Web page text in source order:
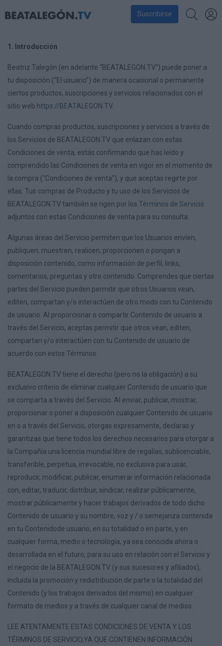
Suscribirse
1. Introducción
Beatriz Talegón (en adelante “BEATALEGON.TV”) puede poner a
tu disposición (“El usuario”) de manera ocasional o permanente
ciertos productos, suscripciones y servicios relacionados con el
sitio web https://BEATALEGON.TV.
Cuando compras productos, suscripciones y servicios a través de
los Servicios de BEATALEGON.TV que enlazan con estas
Condiciones de venta, estás confirmando que has leído y
comprendido las Condiciones de venta en vigor en el momento de
la compra (“Condiciones de venta”), y que aceptas regirte por
ellas. Tus compras de Producto y tu uso de los Servicios de
BEATALEGON.TV también se rigen por los Términos de Servicio
adjuntos con estas Condiciones de venta para su consulta.
Algunas áreas del Servicio permiten que los Usuarios envíen,
publiquen, muestren, realicen, proporcionen o pongan a
disposición contenido, como información de perfil, links,
comentarios, preguntas y otro contenido. Comprendes que ciertas
partes del Servicio pueden permitir que otros Usuarios vean,
editen, compartan y/o interactúen de otro modo con tu Contenido
de usuario. Al proporcionar o compartir Contenido de usuario a
través del Servicio, aceptas permitir que otros vean, editen,
compartan y/o interactúen con tu Contenido de usuario de
acuerdo con estos Términos.
BEATALEGON.TV tiene el derecho (pero no la obligación) a su
exclusivo criterio de eliminar cualquier Contenido de usuario que
se comparta a través del Servicio. Al enviar, publicar, mostrar,
proporcionar o poner a disposición cualquier Contenido de usuario
en o a través del Servicio, otorgas expresamente, declaras y
garantizas que tiene todos los derechos necesarios para otorgar a
la Compañía una licencia mundial libre de regalías, sublicenciable,
transferible, perpetua, irrevocable, no exclusiva para usar,
reproducir, modificar, publicar, enumerar información relacionada
con, editar, traducir, distribuir, sindicar, realizar públicamente,
mostrar públicamente y hacer trabajos derivados de todo dicho
Contenido de usuario y su nombre, voz y / o semejanza contenida
en tu Contenidode usuario, en su totalidad o en parte, y en
cualquier forma, medio o tecnología, ya sea conocida ahora o
desarrollada en el futuro, para su uso en relación con el Servicio y
el negocio de la BEATALEGON.TV (y sus sucesores y afiliados),
incluida la promoción y redistribución de parte o la totalidad del
Contenido (y los trabajos derivados del mismo) en cualquier
formato de medios y a través de cualquier canal de medios.
LEE ATENTAMENTE ESTAS CONDICIONES DE VENTA Y LOS
TÉRMINOS DE SERVICIO,YA QUE CONTIENEN INFORMACIÓN